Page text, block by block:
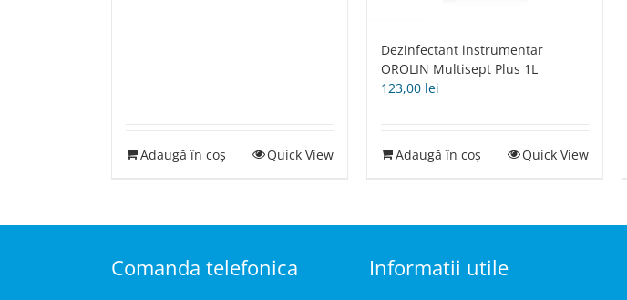
Adaugă în coș Quick View
Dezinfectant instrumentar
OROLIN Multisept Plus 1L
123,00 lei
Adaugă în coș Quick View
Comanda telefonica Informatii utile